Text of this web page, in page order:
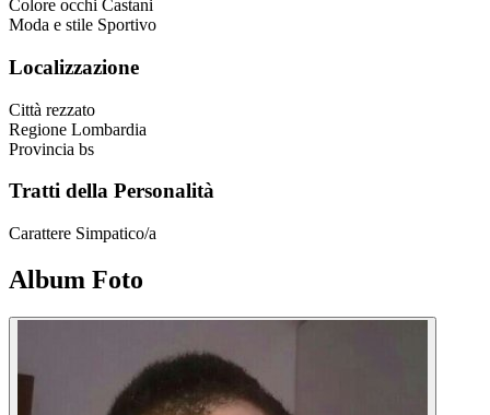
Colore occhi Castani
Moda e stile Sportivo
Localizzazione
Città rezzato
Regione Lombardia
Provincia bs
Tratti della Personalità
Carattere Simpatico/a
Album Foto